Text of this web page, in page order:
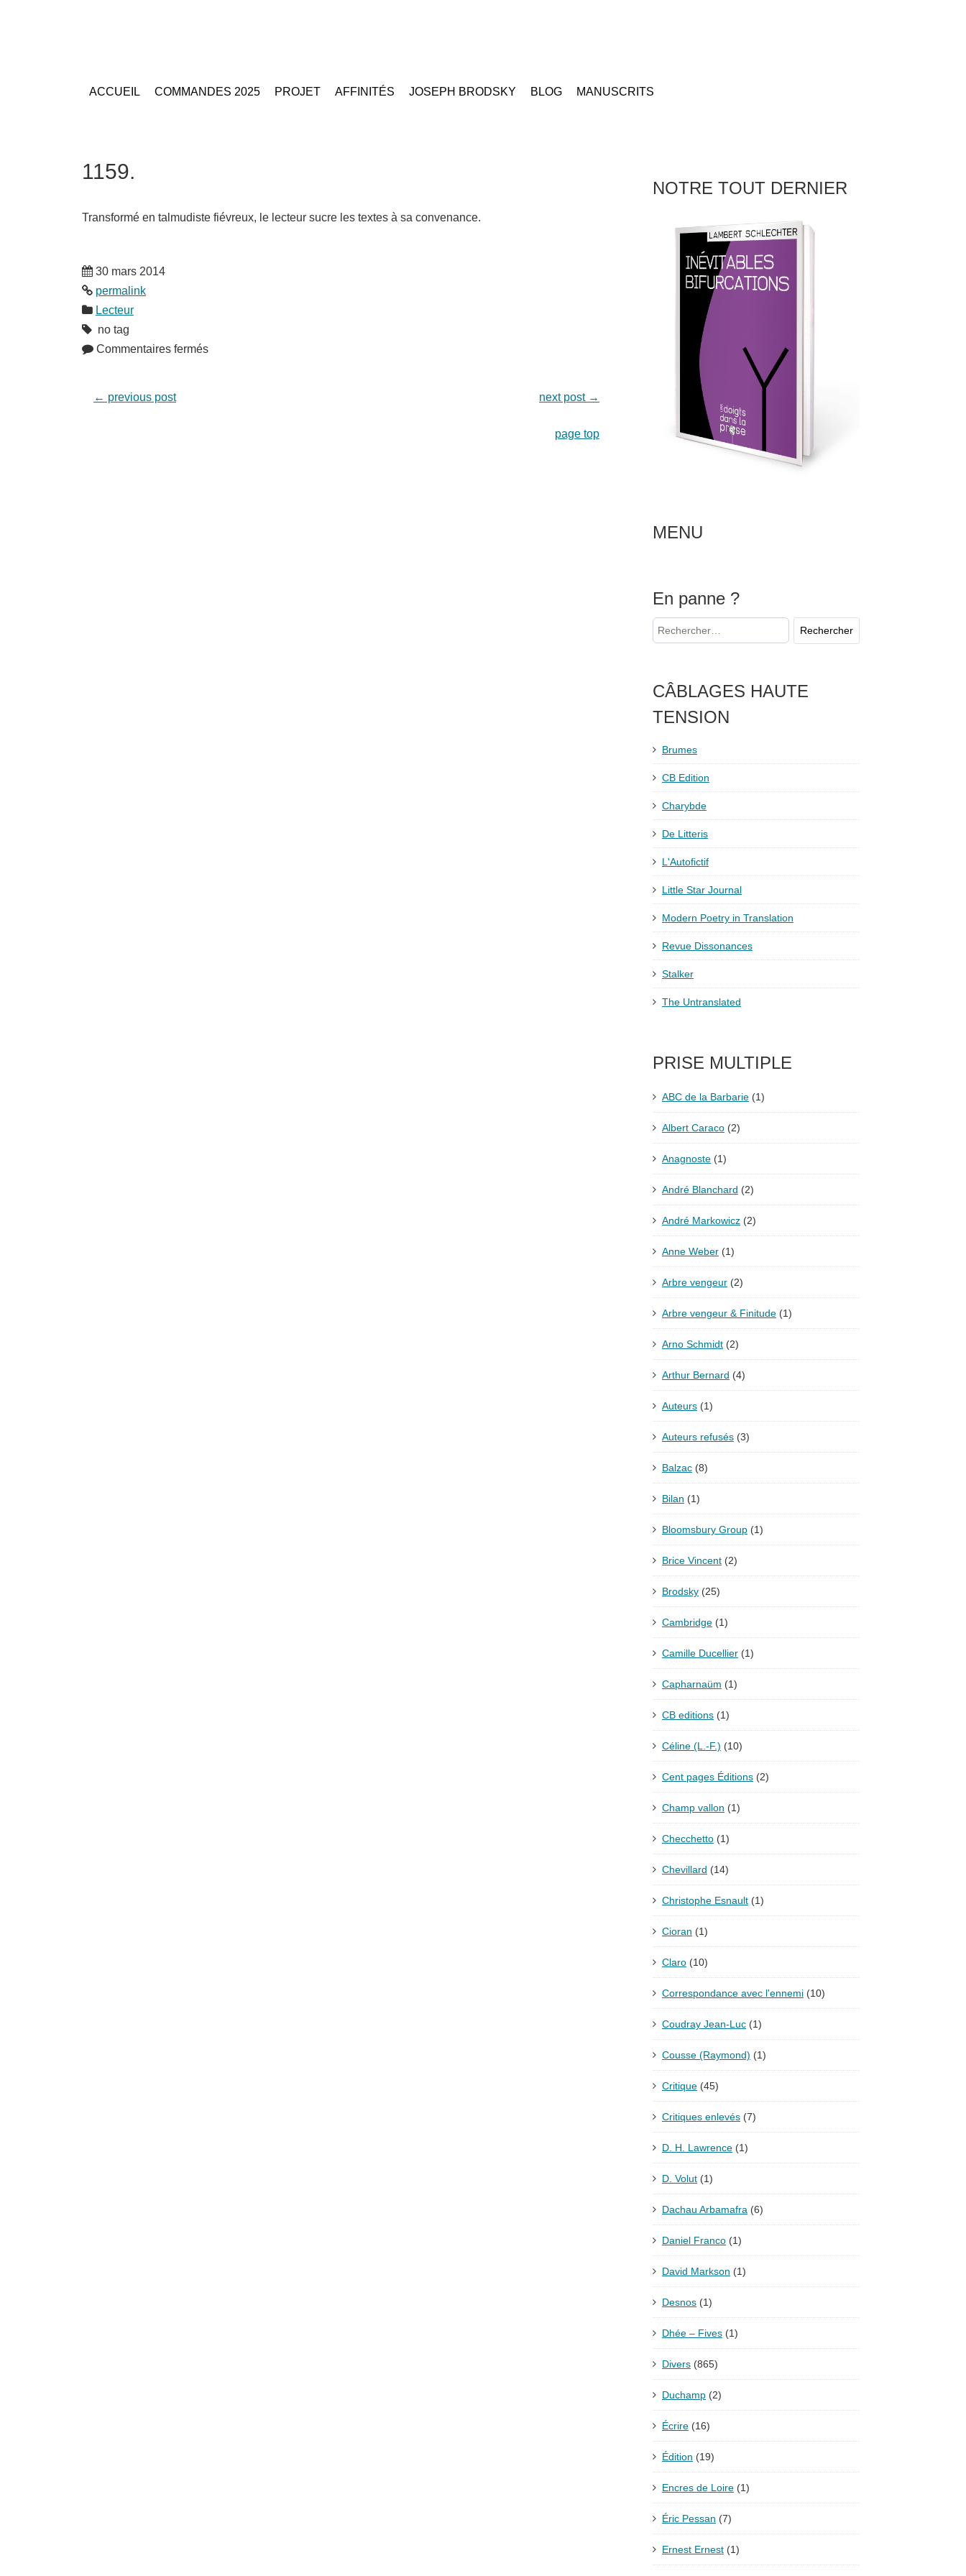
ACCUEIL COMMANDES 2025 PROJET AFFINITÉS JOSEPH BRODSKY BLOG MANUSCRITS
1159.
Transformé en talmudiste fiévreux, le lecteur sucre les textes à sa convenance.
30 mars 2014
permalink
Lecteur
no tag
Commentaires fermés
← previous post next post →
page top
NOTRE TOUT DERNIER
MENU
En panne ?
CÂBLAGES HAUTE
TENSION
Brumes
CB Edition
Charybde
De Litteris
L'Autofictif
Little Star Journal
Modern Poetry in Translation
Revue Dissonances
Stalker
The Untranslated
PRISE MULTIPLE
ABC de la Barbarie (1)
Albert Caraco (2)
Anagnoste (1)
André Blanchard (2)
André Markowicz (2)
Anne Weber (1)
Arbre vengeur (2)
Arbre vengeur & Finitude (1)
Arno Schmidt (2)
Arthur Bernard (4)
Auteurs (1)
Auteurs refusés (3)
Balzac (8)
Bilan (1)
Bloomsbury Group (1)
Brice Vincent (2)
Brodsky (25)
Cambridge (1)
Camille Ducellier (1)
Capharnaüm (1)
CB editions (1)
Céline (L.-F.) (10)
Cent pages Éditions (2)
Champ vallon (1)
Checchetto (1)
Chevillard (14)
Christophe Esnault (1)
Cioran (1)
Claro (10)
Correspondance avec l'ennemi (10)
Coudray Jean-Luc (1)
Cousse (Raymond) (1)
Critique (45)
Critiques enlevés (7)
D. H. Lawrence (1)
D. Volut (1)
Dachau Arbamafra (6)
Daniel Franco (1)
David Markson (1)
Desnos (1)
Dhée – Fives (1)
Divers (865)
Duchamp (2)
Écrire (16)
Édition (19)
Encres de Loire (1)
Éric Pessan (7)
Ernest Ernest (1)